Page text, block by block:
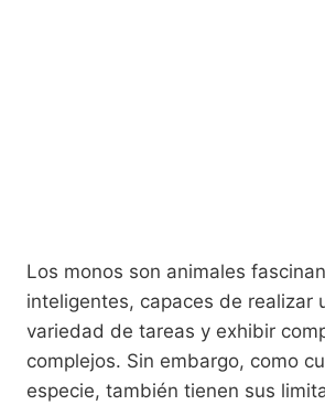
Los monos son animales
inteligentes, capaces de realizar
variedad de tareas y exhibir
complejos. Sin embargo, como
especie, también tienen sus